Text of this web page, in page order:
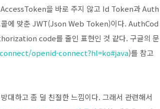
을 바로 주지 않고 Id Token과 Auth
에 맞춘 JWT(Json Web Token)이다. AuthCod
code를 줄인 표현인 것 같다. 구글의 문
openid-connect?hl=ko#java)를 참고
대하고 좀 덜 친절한 느낌이다. 그래서 관련해서